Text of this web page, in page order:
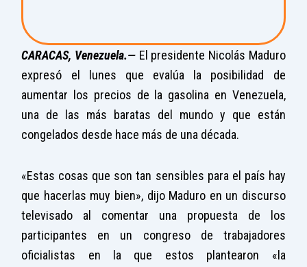
CARACAS, Venezuela.— El presidente Nicolás Maduro
expresó el lunes que evalúa la posibilidad de
aumentar los precios de la gasolina en Venezuela,
una de las más baratas del mundo y que están
congelados desde hace más de una década.
«Estas cosas que son tan sensibles para el país hay
que hacerlas muy bien», dijo Maduro en un discurso
televisado al comentar una propuesta de los
participantes en un congreso de trabajadores
oficialistas en la que estos plantearon «la